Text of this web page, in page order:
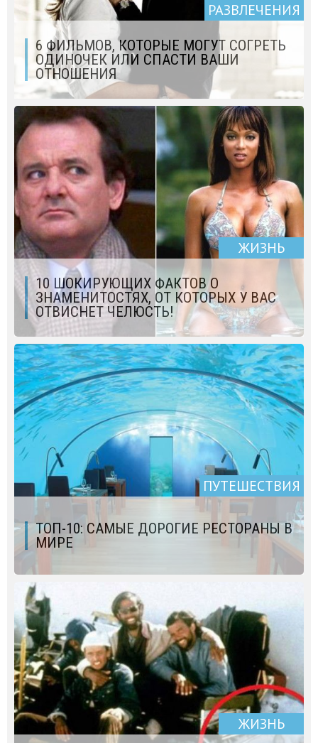
РАЗВЛЕЧЕНИЯ
6 ФИЛЬМОВ, КОТОРЫЕ МОГУТ СОГРЕТЬ
ОДИНОЧЕК ИЛИ СПАСТИ ВАШИ
ОТНОШЕНИЯ
ЖИЗНЬ
10 ШОКИРУЮЩИХ ФАКТОВ О
ЗНАМЕНИТОСТЯХ, ОТ КОТОРЫХ У ВАС
ОТВИСНЕТ ЧЕЛЮСТЬ!
ПУТЕШЕСТВИЯ
ТОП-10: САМЫЕ ДОРОГИЕ РЕСТОРАНЫ В
МИРЕ
ЖИЗНЬ